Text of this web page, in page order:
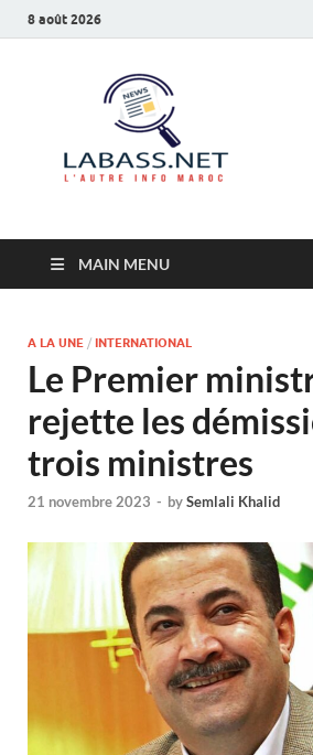
8 août 2026
MAIN MENU
A LA UNE / INTERNATIONAL
Le Premier
rejette les
trois ministres
21 novembre 2023 - bySemlali Khalid